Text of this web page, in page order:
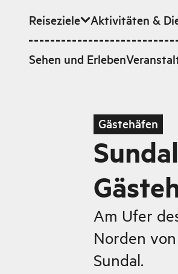
Zum Hauptinhalt
Reiseziele Aktivitäten &
Sehen und Erleben
Gästehäfen
Am Ufer
Norden
Sundal.